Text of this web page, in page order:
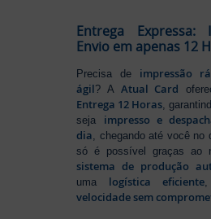
Entrega Expressa:
Envio em apenas 12
Precisa de impressão
ágil? A Atual Card
Entrega 12 Horas,
seja impresso e
dia, chegando até você no
só é possível graças ao
sistema de produção
uma logística eficiente,
velocidade sem